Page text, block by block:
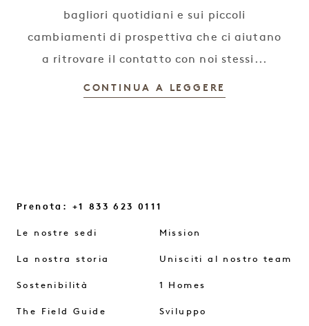
bagliori quotidiani e sui piccoli
cambiamenti di prospettiva che ci aiutano
a ritrovare il contatto con noi stessi...
CONTINUA A LEGGERE
Prenota: +1 833 623 0111
Le nostre sedi
La nostra storia
Sostenibilità
The Field Guide
Mission
Unisciti al nostro team
1 Homes
Sviluppo